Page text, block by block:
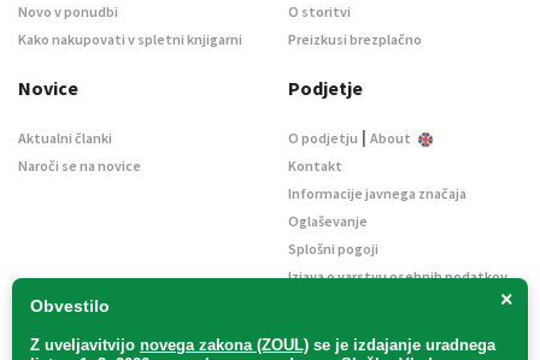
×
Obvestilo
Z uveljavitvijo novega zakona (ZOUL) se je izdajanje uradnega
Novo v ponudbi
Kako nakupovati v spletni knjigarni
O storitvi
Preizkusi brezplačno
Novice
Aktualni članki
Naroči se na novice
Podjetje
O podjetju | About
Kontakt
Informacije javnega značaja
Oglaševanje
Splošni pogoji
Izjava o varstvu osebnih podatkov